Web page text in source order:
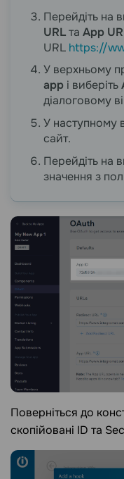
Перейдіть на
URLта App
URL https://
У верхньому
app і виберіть
діалоговому
У наступному
сайт.
Перейдіть на
значення з
Поверніться до
скопійовані ID та